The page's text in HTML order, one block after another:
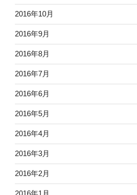
2016年10月
2016年9月
2016年8月
2016年7月
2016年6月
2016年5月
2016年4月
2016年3月
2016年2月